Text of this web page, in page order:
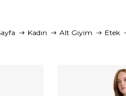
Kadın Alt Giyim Etek